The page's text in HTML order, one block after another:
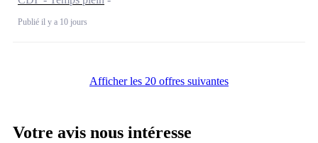
Publié il y a 10 jours
Afficher les 20 offres suivantes
Votre avis nous intéresse